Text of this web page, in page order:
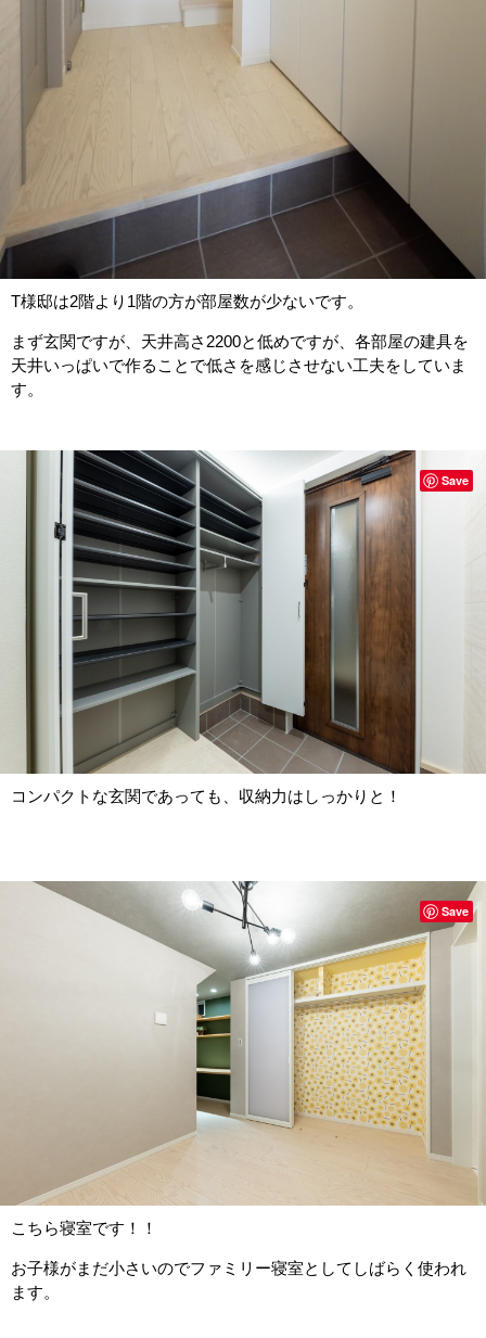
T様邸は2階より1階の方が部屋数が少ないです。
まず玄関ですが、天井高さ2200と低めですが、各部屋の建具を
天井いっぱいで作ることで低さを感じさせない工夫をしていま
す。
コンパクトな玄関であっても、収納力はしっかりと！
Save
こちら寝室です！！
お子様がまだ小さいのでファミリー寝室としてしばらく使われ
ます。
Save